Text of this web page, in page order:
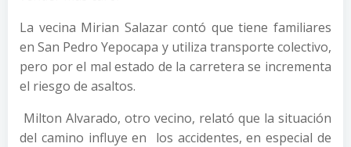
La vecina Mirian Salazar contó que tiene familiares
en San Pedro Yepocapa y utiliza transporte colectivo,
pero por el mal estado de la carretera se incrementa
el riesgo de asaltos.
Milton Alvarado, otro vecino, relató que la situación
del camino influye en los accidentes, en especial de